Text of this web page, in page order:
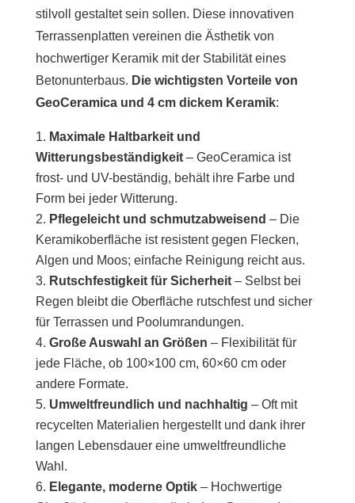
stilvoll gestaltet sein sollen. Diese innovativen
Terrassenplatten vereinen die Ästhetik von
hochwertiger Keramik mit der Stabilität eines
Betonunterbaus. Die wichtigsten Vorteile von
GeoCeramica und 4 cm dickem Keramik:
Maximale Haltbarkeit und
Witterungsbeständigkeit– GeoCeramica ist
frost- und UV-beständig, behält ihre Farbe und
Form bei jeder Witterung.
Pflegeleicht und schmutzabweisend – Die
Keramikoberfläche ist resistent gegen Flecken,
Algen und Moos; einfache Reinigung reicht aus.
Rutschfestigkeit für Sicherheit– Selbst bei
Regen bleibt die Oberfläche rutschfest und sicher
für Terrassen und Poolumrandungen.
Große Auswahl an Größen – Flexibilität für
jede Fläche, ob 100×100 cm, 60×60 cm oder
andere Formate.
Umweltfreundlich und nachhaltig – Oft mit
recycelten Materialien hergestellt und dank ihrer
langen Lebensdauer eine umweltfreundliche
Wahl.
Elegante, moderne Optik– Hochwertige